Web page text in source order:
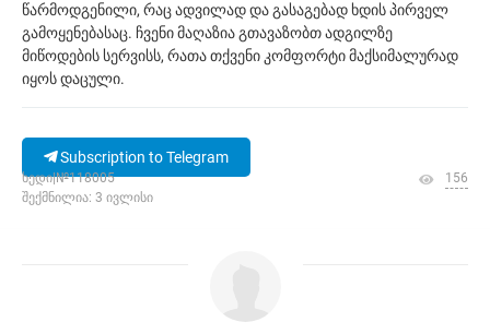
წარმოდგენილი, რაც ადვილად და გასაგებად ხდის პირველ
გამოყენებასაც. ჩვენი მაღაზია გთავაზობთ ადგილზე
მიწოდების სერვისს, რათა თქვენი კომფორტი მაქსიმალურად
იყოს დაცული.
Subscription to Telegram
ხედი|№118005
შექმნილია: 3 ივლისი
156